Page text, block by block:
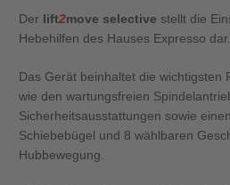
Der lift2move selective stellt die
Hebehilfen des Hauses Expresso dar.
Das Gerät beinhaltet die wichtigsten
wie den wartungsfreien
Sicherheitsausstattungen sowie
Schiebebügel und 8 wählbaren
Hubbewegung.